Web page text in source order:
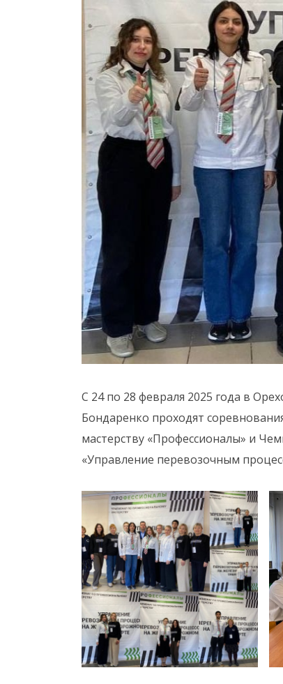
С 24 по 28 февраля 2025 года в
Бондаренко проходят
мастерству «Профессионалы» и
«Управление перевозочным